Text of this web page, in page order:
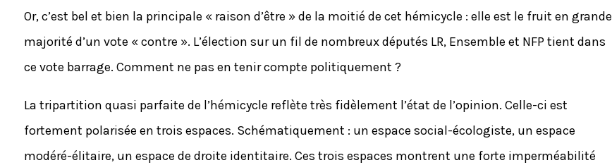
Or, c’est bel et bien la principale « raison d’être » de la moitié de cet hémicycle : elle est le fruit en grande
majorité d’un vote « contre ». L’élection sur un fil de nombreux députés LR, Ensemble et NFP tient dans
ce vote barrage. Comment ne pas en tenir compte politiquement ?
La tripartition quasi parfaite de l’hémicycle reflète très fidèlement l’état de l’opinion. Celle-ci est
fortement polarisée en trois espaces. Schématiquement : un espace social-écologiste, un espace
modéré-élitaire, un espace de droite identitaire. Ces trois espaces montrent une forte imperméabilité